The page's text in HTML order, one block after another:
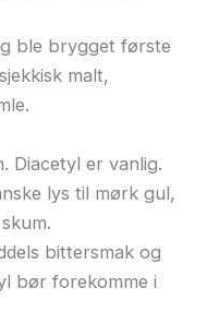
ble brygget første
malt,
Diacetyl er vanlig.
lys til mørk gul,
bittersmak og
bør forekomme i